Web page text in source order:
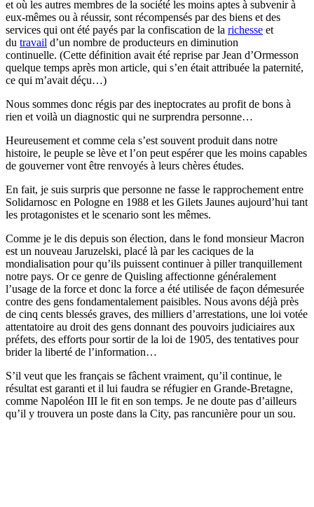
et où les autres membres de la société les moins aptes à subvenir à
eux-mêmes ou à réussir, sont récompensés par des biens et des
services qui ont été payés par la confiscation de la richesse et
du travail d’un nombre de producteurs en diminution
continuelle. (Cette définition avait été reprise par Jean d’Ormesson
quelque temps après mon article, qui s’en était attribuée la paternité,
ce qui m’avait déçu…)
Nous sommes donc régis par des ineptocrates au profit de bons à
rien et voilà un diagnostic qui ne surprendra personne…
Heureusement et comme cela s’est souvent produit dans notre
histoire, le peuple se lève et l’on peut espérer que les moins capables
de gouverner vont être renvoyés à leurs chères études.
En fait, je suis surpris que personne ne fasse le rapprochement entre
Solidarnosc en Pologne en 1988 et les Gilets Jaunes aujourd’hui tant
les protagonistes et le scenario sont les mêmes.
Comme je le dis depuis son élection, dans le fond monsieur Macron
est un nouveau Jaruzelski, placé là par les caciques de la
mondialisation pour qu’ils puissent continuer à piller tranquillement
notre pays. Or ce genre de Quisling affectionne généralement
l’usage de la force et donc la force a été utilisée de façon démesurée
contre des gens fondamentalement paisibles. Nous avons déjà près
de cinq cents blessés graves, des milliers d’arrestations, une loi votée
attentatoire au droit des gens donnant des pouvoirs judiciaires aux
préfets, des efforts pour sortir de la loi de 1905, des tentatives pour
brider la liberté de l’information…
S’il veut que les français se fâchent vraiment, qu’il continue, le
résultat est garanti et il lui faudra se réfugier en Grande-Bretagne,
comme Napoléon III le fit en son temps. Je ne doute pas d’ailleurs
qu’il y trouvera un poste dans la City, pas rancunière pour un sou.